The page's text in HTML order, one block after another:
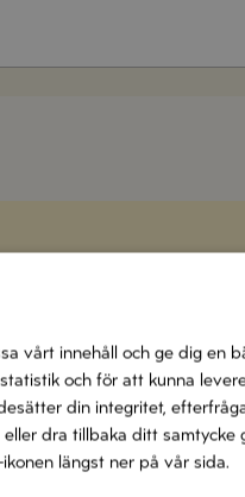
och förgyller helgen
vårt innehåll och ge dig en
och för att kunna
din integritet,
dra tillbaka ditt samtycke
längst ner på vår sida.